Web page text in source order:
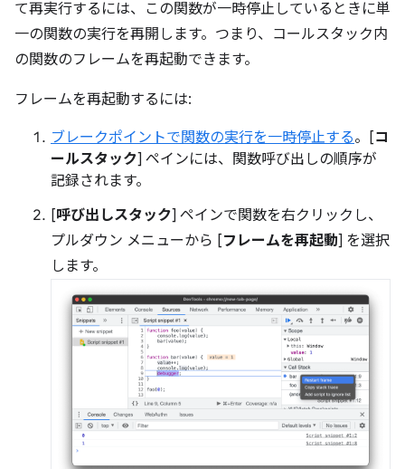
て再実行するには、この関数が一時停止しているときに単
一の関数の実行を再開します。つまり、コールスタック内
の関数のフレームを再起動できます。
フレームを再起動するには:
ブレークポイントで関数の実行を一時停止する。[コ
ールスタック] ペインには、関数呼び出しの順序が
記録されます。
[呼び出しスタック] ペインで関数を右クリックし、
プルダウン メニューから [フレームを再起動] を選択
します。